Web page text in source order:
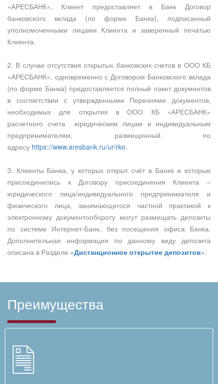
«АРЕСБАНК», Клиент предоставляет в Банк Договор
банковского вклада (по форме Банка), подписанный
уполномоченными лицами Клиента и заверенный печатью
Клиента.
2. В случае отсутствия открытых банковских счетов в ООО КБ
«АРЕСБАНК», одновременно с Договором Банковского вклада
(по форме Банка) предоставляется полный пакет документов
в соответствии с утвержденными Перечнями документов,
необходимых для открытия в ООО КБ «АРЕСБАНК»
расчетного счета юридическим лицам и индивидуальным
предпринимателям, размещенный по
адресу https://www.aresbank.ru/ur/rko.
3. Клиенты Банка, у которых открыт счёт в Банке и которые
присоединились к Договору присоединения Клиента –
юридического лица/индивидуального предпринимателя и
физического лица, занимающегося частной практикой к
электронному документообороту могут размещать депозиты
по системе Интернет-Банк, без посещения офиса Банка.
Дополнительная информация по данному виду депозита
описана в Разделе «Дистанционное открытие депозитов».
Преимущества